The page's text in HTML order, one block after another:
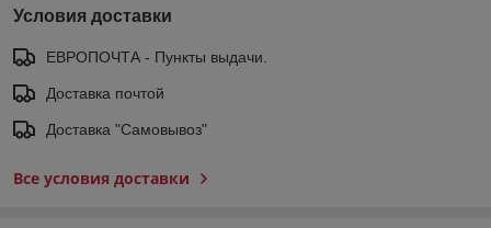
Условия доставки
ЕВРОПОЧТА - Пункты выдачи.
Доставка почтой
Доставка "Самовывоз"
Все условия доставки